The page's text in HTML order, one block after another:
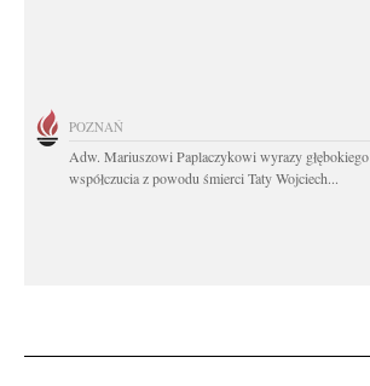
POZNAŃ
Adw. Mariuszowi Paplaczykowi wyrazy głębokiego
współczucia z powodu śmierci Taty Wojciech...